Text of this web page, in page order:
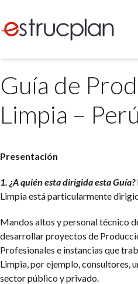
SERVICIOS
Medio Ambiente
INGRESAR
Buscador de Legislación
Matriz Premium
Matriz Profesional
Guía de
Limpia –
Presentación
1. ¿A quién esta dirigida esta Guía?
Limpia está particularmente
Mandos altos y personal técnico
desarrollar proyectos de
Profesionales e instancias que
Limpia, por ejemplo, consultores,
sector público y privado.